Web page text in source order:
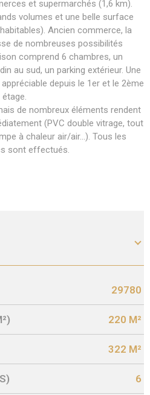
et supermarchés (1,6 km).
volumes et une belle surface
Ancien commerce, la
de nombreuses possibilités
comprend 6 chambres, un
au sud, un parking extérieur. Une
depuis le 1er et le 2ème
étage.
de nombreux éléments rendent
(PVC double vitrage, tout
à chaleur air/air...). Tous les
sont effectués.
29780
220 M²
322 M²
6